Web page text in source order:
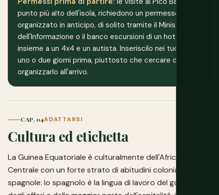
punto più alto dell'isola, richiedono un permesso
organizzato in anticipo, di solito tramite il Ministero
dell'Informazione o il banco escursioni di un hotel,
insieme a un 4x4 e un autista. Inseriscilo nei tuoi piani
uno o due giorni prima, piuttosto che cercare di
organizzarlo all'arrivo.
CAP. 04ADATTARSI
Cultura ed etichetta
La Guinea Equatoriale è culturalmente dell'Africa
Centrale con un forte strato di abitudini coloniali
spagnole: lo spagnolo è la lingua di lavoro del governo,